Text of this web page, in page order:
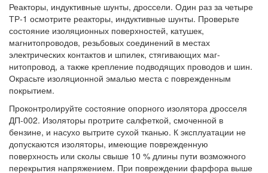
Реакторы, индуктивные шунты, дроссели. Один раз за четыре
ТР-1 осмотрите реакторы, индуктивные шунты. Проверьте
состояние изоляционных поверхностей, катушек,
магнитопроводов, резьбовых соединений в местах
электрических контактов и шпилек, стягивающих маг-
нитопровод, а также крепление подводящих проводов и шин.
Окрасьте изоляционной эмалью места с поврежденным
покрытием.
Проконтролируйте состояние опорного изолятора дросселя
ДП-002. Изоляторы протрите салфеткой, смоченной в
бензине, и насухо вытрите сухой тканью. К эксплуатации не
допускаются изоляторы, имеющие поврежденную
поверхность или сколы свыше 10 % длины пути возможного
перекрытия напряжением. При повреждении фарфора выше